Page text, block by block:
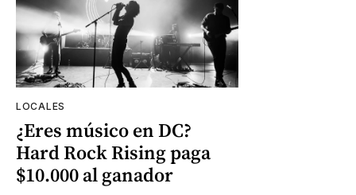
LOCALES
¿Eres músico en DC?
Hard Rock Rising paga
$10.000 al ganador